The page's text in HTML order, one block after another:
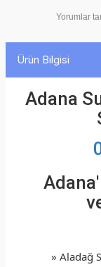
ariticiyida
Yorumlar
Ürün Bilgisi
Adana
» Aladağ